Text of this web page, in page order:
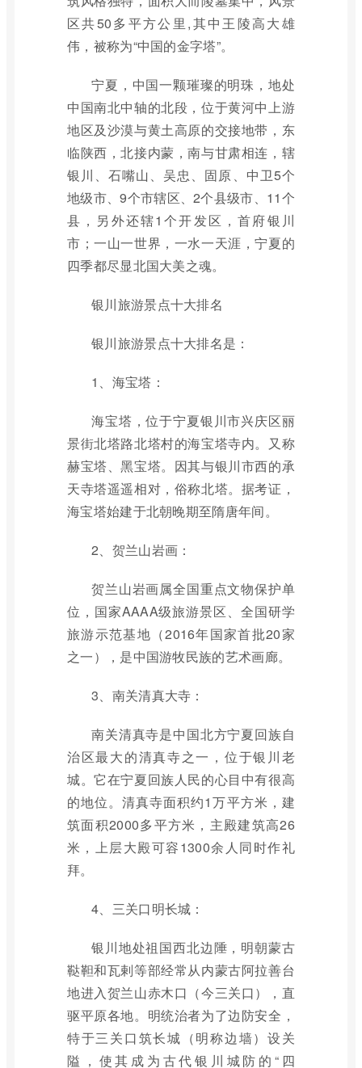
区共50多平方公里,其中王陵高大雄
伟，被称为“中国的金字塔”。
宁夏，中国一颗璀璨的明珠，地处
中国南北中轴的北段，位于黄河中上游
地区及沙漠与黄土高原的交接地带，东
临陕西，北接内蒙，南与甘肃相连，辖
银川、石嘴山、吴忠、固原、中卫5个
地级市、9个市辖区、2个县级市、11个
县，另外还辖1个开发区，首府银川
市；一山一世界，一水一天涯，宁夏的
四季都尽显北国大美之魂。
银川旅游景点十大排名
银川旅游景点十大排名是：
1、海宝塔：
海宝塔，位于宁夏银川市兴庆区丽
景街北塔路北塔村的海宝塔寺内。又称
赫宝塔、黑宝塔。因其与银川市西的承
天寺塔遥遥相对，俗称北塔。据考证，
海宝塔始建于北朝晚期至隋唐年间。
2、贺兰山岩画：
贺兰山岩画属全国重点文物保护单
位，国家AAAA级旅游景区、全国研学
旅游示范基地（2016年国家首批20家
之一），是中国游牧民族的艺术画廊。
3、南关清真大寺：
南关清真寺是中国北方宁夏回族自
治区最大的清真寺之一，位于银川老
城。它在宁夏回族人民的心目中有很高
的地位。清真寺面积约1万平方米，建
筑面积2000多平方米，主殿建筑高26
米，上层大殿可容1300余人同时作礼
拜。
4、三关口明长城：
银川地处祖国西北边陲，明朝蒙古
鞑靼和瓦剌等部经常从内蒙古阿拉善台
地进入贺兰山赤木口（今三关口），直
驱平原各地。明统治者为了边防安全，
特于三关口筑长城（明称边墙）设关
隘，使其成为古代银川城防的“四